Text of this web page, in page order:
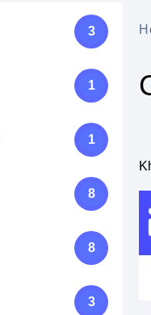
3
1
1
8
8
3